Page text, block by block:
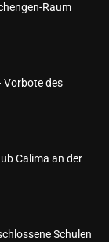
Raum
Vorbote des
Calima an der
Schulen